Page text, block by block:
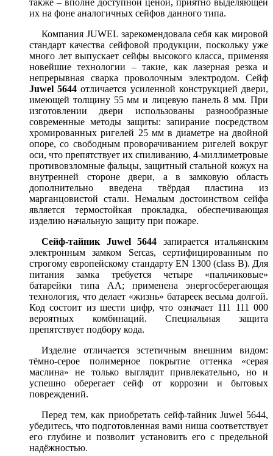
также – вполне доступной ценой, приятно выделяющей
их на фоне аналогичных сейфов данного типа.
Компания JUWEL зарекомендовала себя как мировой
стандарт качества сейфовой продукции, поскольку уже
много лет выпускает сейфы высокого класса, применяя
новейшие технологии – такие, как лазерная резка и
непрерывная сварка проволочным электродом. Сейф
Juwel 5644 отличается усиленной конструкцией двери,
имеющей толщину 55 мм и лицевую панель 8 мм. При
изготовлении двери использованы разнообразные
современные методы защиты: запирание посредством
хромированных ригелей 25 мм в диаметре на двойной
опоре, со свободным проворачиванием ригелей вокруг
оси, что препятствует их спиливанию, 4-миллиметровые
противовзломные фальцы, защитный стальной кожух на
внутренней стороне двери, а в замковую область
дополнительно введена твёрдая пластина из
марганцовистой стали. Немалым достоинством сейфа
является термостойкая прокладка, обеспечивающая
изделию начальную защиту при пожаре.
Сейф-тайник Juwel 5644 запирается итальянским
электронным замком Sercas, сертифицированным по
строгому европейскому стандарту EN 1300 (class B). Для
питания замка требуется четыре «пальчиковые»
батарейки типа AA; применена энергосберегающая
технология, что делает «жизнь» батареек весьма долгой.
Код состоит из шести цифр, что означает 111 111 000
вероятных комбинаций. Специальная защита
препятствует подбору кода.
Изделие отличается эстетичным внешним видом:
тёмно-серое полимерное покрытие оттенка «серая
маслина» не только выглядит привлекательно, но и
успешно оберегает сейф от коррозии и бытовых
повреждений.
Перед тем, как приобретать сейф-тайник Juwel 5644,
убедитесь, что подготовленная вами ниша соответствует
его глубине и позволит установить его с предельной
надёжностью.